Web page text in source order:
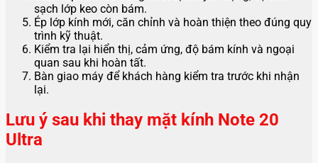
sạch lớp keo còn bám.
Ép lớp kính mới, căn chỉnh và hoàn thiện theo đúng quy
trình kỹ thuật.
Kiểm tra lại hiển thị, cảm ứng, độ bám kính và ngoại
quan sau khi hoàn tất.
Bàn giao máy để khách hàng kiểm tra trước khi nhận
lại.
Lưu ý sau khi thay mặt kính Note 20
Ultra